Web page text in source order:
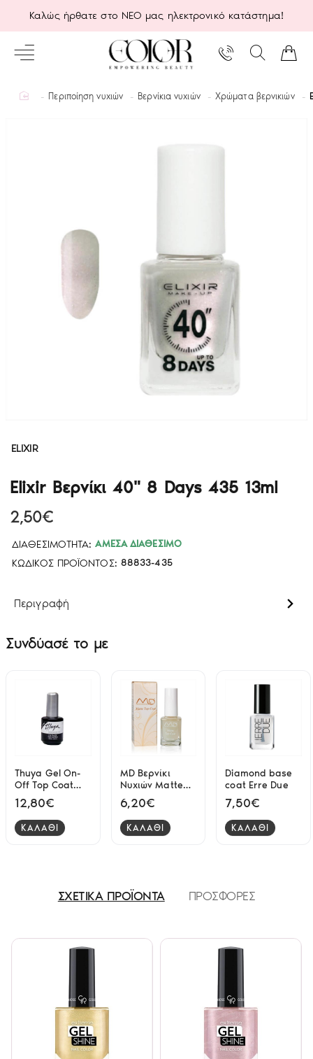
Καλώς ήρθατε στο ΝΕΟ μας ηλεκτρονικό κατάστημα!
homeΠεριποίηση νυχιών Βερνίκια νυχιών Χρώματα βερνικιών
ELIXIR
Elixir Βερνίκι 40" 8 Days 435 13ml
ΔΙΑΘΕΣΙΜΌΤΗΤΑ: ΆΜΕΣΑ ΔΙΑΘΈΣΙΜΟ
ΚΩΔΙΚΌΣ ΠΡΟΪΌΝΤΟΣ: 88833-435
2,50€
Περιγραφή
Συνδύασέ το με
Thuya Gel On-
Off Top Coat
Shine -Special
Effects No Wipe
14ml
12,80€
ΚΑΛΑΘΙ
MD Βερνίκι
Νυχιών Matte
Top Coat 12ml
6,20€
ΚΑΛΑΘΙ
Diamond base
coat Erre Due
7,50€
ΚΑΛΑΘΙ
ΣΧΕΤΙΚΑ ΠΡΟΪΟΝΤΑ ΠΡΟΣΦΟΡΕΣ